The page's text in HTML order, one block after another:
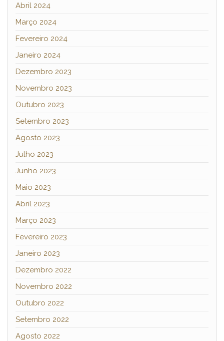
Abril 2024
Março 2024
Fevereiro 2024
Janeiro 2024
Dezembro 2023
Novembro 2023
Outubro 2023
Setembro 2023
Agosto 2023
Julho 2023
Junho 2023
Maio 2023
Abril 2023
Março 2023
Fevereiro 2023
Janeiro 2023
Dezembro 2022
Novembro 2022
Outubro 2022
Setembro 2022
Agosto 2022